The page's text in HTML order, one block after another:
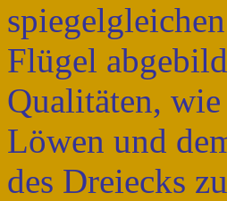
Flügel
Qualitäten,
Löwen und
des Dreiecks